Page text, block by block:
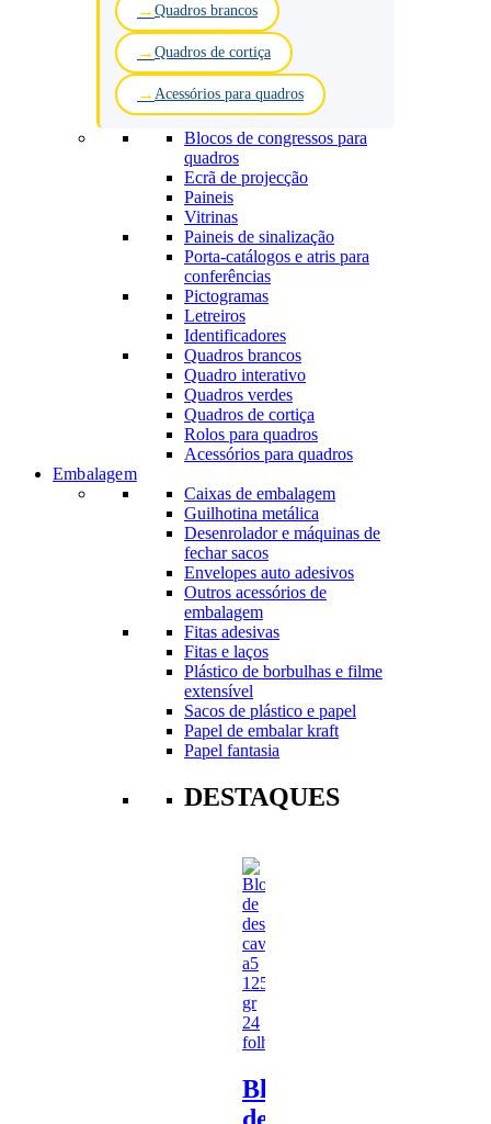
Quadros brancos
Quadros de cortiça
Acessórios para quadros
Blocos de congressos para
quadros
Ecrã de projecção
Paineis
Vitrinas
Paineis de sinalização
Porta-catálogos e atris para
conferências
Pictogramas
Letreiros
Identificadores
Quadros brancos
Quadro interativo
Quadros verdes
Quadros de cortiça
Rolos para quadros
Acessórios para quadros
Embalagem
Caixas de embalagem
Guilhotina metálica
Desenrolador e máquinas de
fechar sacos
Envelopes auto adesivos
Outros acessórios de
embalagem
Fitas adesivas
Fitas e laços
Plástico de borbulhas e filme
extensível
Sacos de plástico e papel
Papel de embalar kraft
Papel fantasia
DESTAQUES
Bloco
de